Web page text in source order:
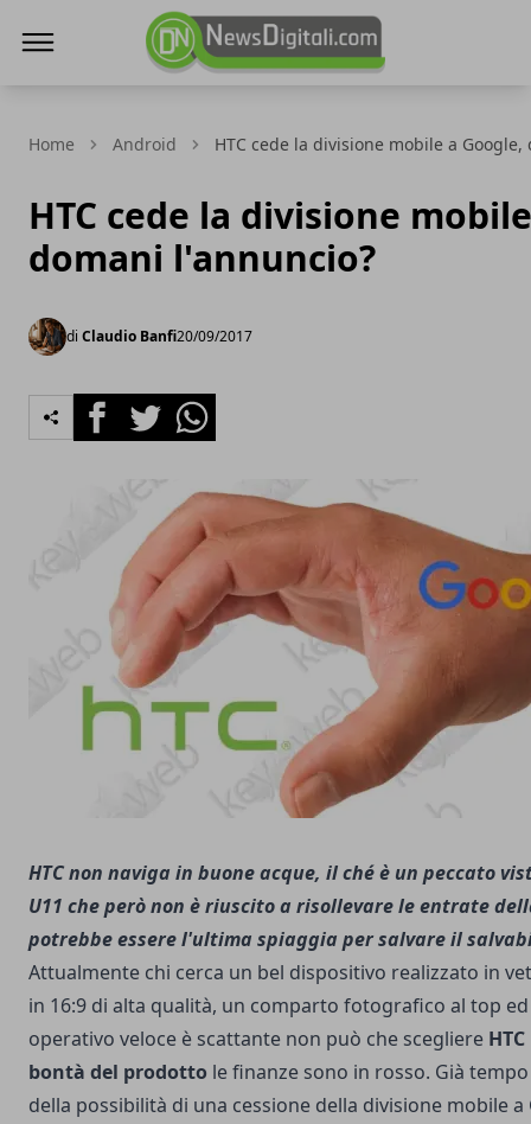
Home Android HTC cede la divisione mobile a
HTC cede la divisione
domani l'annuncio?
di Claudio Banfi20/09/2017
FacebookTwitterWhatsapp
HTC non naviga in buone acque, il ché è un peccato
U11 che però non è riuscito a risollevare le entrate
potrebbe essere l'ultima spiaggia per salvare il
Attualmente chi cerca un bel dispositivo realizzato in
in 16:9 di alta qualità, un comparto fotografico al top
operativo veloce è scattante non può che scegliere
bontà del prodotto le finanze sono in rosso. Già
della possibilità di una cessione della divisione mobile